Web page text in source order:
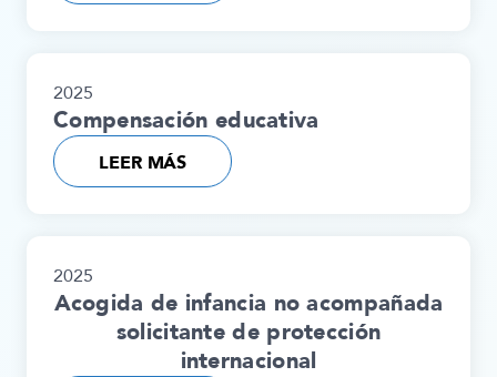
2025
Compensación educativa
LEER MÁS
2025
Acogida de infancia no acompañada
solicitante de protección
internacional